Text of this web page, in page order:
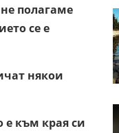
полагаме
се е
някои
към края си